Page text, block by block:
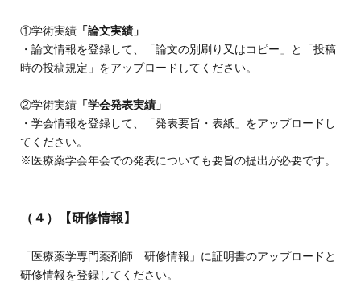
①学術実績 「論文実績」
・論文情報を登録して、「論文の別刷り又はコピー」と「投稿
時の投稿規定」をアップロードしてください。
②学術実績 「学会発表実績」
・学会情報を登録して、「発表要旨・表紙」をアップロードし
てください。
※医療薬学会年会での発表についても要旨の提出が必要です。
（４） 【研修情報】
「医療薬学専門薬剤師 研修情報」に証明書のアップロードと
研修情報を登録してください。